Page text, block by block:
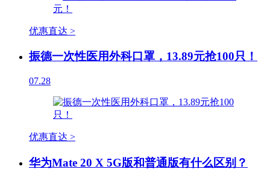
优惠直达 >
振德一次性医用外科口罩，13.89元抢100只！
07.28
优惠直达 >
华为Mate 20 X 5G版和普通版有什么区别？